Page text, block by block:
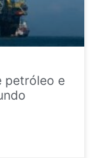
petróleo e